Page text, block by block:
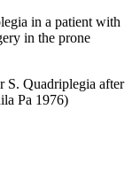
in a patient with
in the prone
S. Quadriplegia after
Pa 1976)